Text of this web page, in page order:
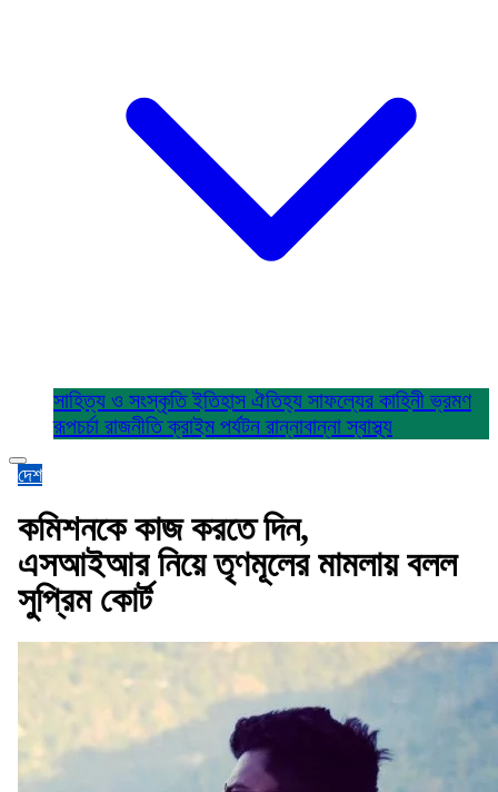
সাহিত্য ও সংস্কৃতিইতিহাস ঐতিহ্য সাফল্যের কাহিনীভ্রমণ
রূপচর্চা রাজনীতিক্রাইম পর্যটন রান্নাবান্নাস্বাস্থ্য
দেশ
কমিশনকে কাজ করতে দিন,
এসআইআর নিয়ে তৃণমূলের মামলায় বলল
সুপ্রিম কোর্ট